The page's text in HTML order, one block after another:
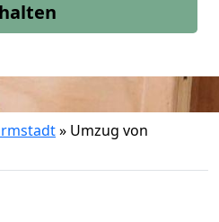
» Umzug von